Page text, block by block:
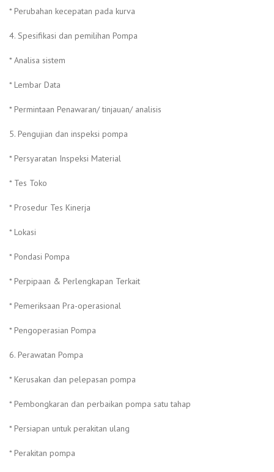
* Perubahan kecepatan pada kurva
4. Spesifikasi dan pemilihan Pompa
* Analisa sistem
* Lembar Data
* Permintaan Penawaran/ tinjauan/ analisis
5. Pengujian dan inspeksi pompa
* Persyaratan Inspeksi Material
* Tes Toko
* Prosedur Tes Kinerja
* Lokasi
* Pondasi Pompa
* Perpipaan & Perlengkapan Terkait
* Pemeriksaan Pra-operasional
* Pengoperasian Pompa
6. Perawatan Pompa
* Kerusakan dan pelepasan pompa
* Pembongkaran dan perbaikan pompa satu tahap
* Persiapan untuk perakitan ulang
* Perakitan pompa